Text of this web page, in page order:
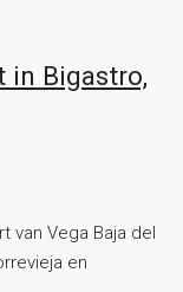
in Bigastro,
van Vega Baja del
en